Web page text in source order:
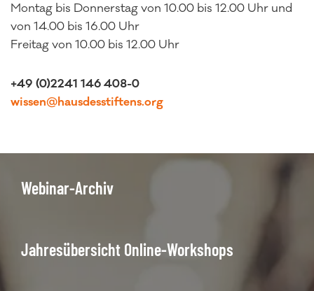
Montag bis Donnerstag von 10.00 bis 12.00 Uhr und
von 14.00 bis 16.00 Uhr
Freitag von 10.00 bis 12.00 Uhr
+49 (0)2241 146 408-0
wissen@hausdesstiftens.org
Webinar-Archiv
Jahresübersicht Online-Workshops